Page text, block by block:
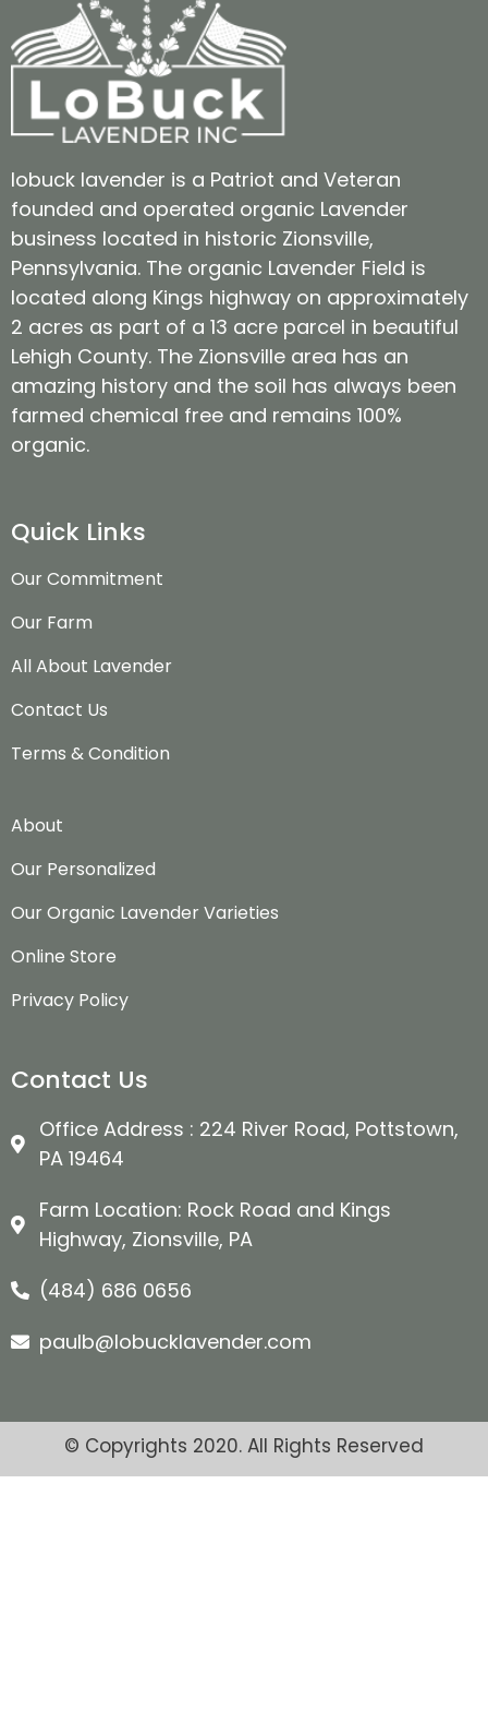
lobuck lavender is a Patriot and Veteran
founded and operated organic Lavender
business located in historic Zionsville,
Pennsylvania. The organic Lavender Field is
located along Kings highway on approximately
2 acres as part of a 13 acre parcel in beautiful
Lehigh County. The Zionsville area has an
amazing history and the soil has always been
farmed chemical free and remains 100%
organic.
Quick Links
Our Commitment
Our Farm
All About Lavender
Contact Us
Terms & Condition
About
Our Personalized
Our Organic Lavender Varieties
Online Store
Privacy Policy
Contact Us
Office Address : 224 River Road, Pottstown,
PA 19464
Farm Location: Rock Road and Kings
Highway, Zionsville, PA
(484) 686 0656
paulb@lobucklavender.com
© Copyrights 2020. All Rights Reserved